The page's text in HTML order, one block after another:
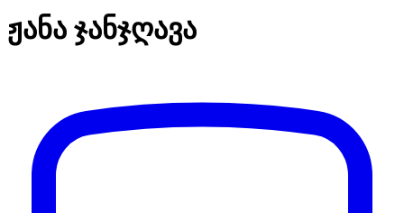
ჟანა ჯანჯღავა